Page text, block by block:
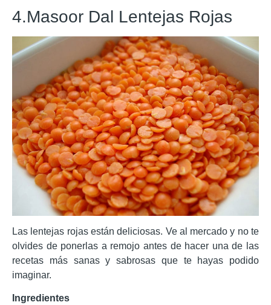
4.Masoor Dal Lentejas Rojas
Las lentejas rojas están deliciosas. Ve al mercado y no te
olvides de ponerlas a remojo antes de hacer una de las
recetas más sanas y sabrosas que te hayas podido
imaginar.
Ingredientes